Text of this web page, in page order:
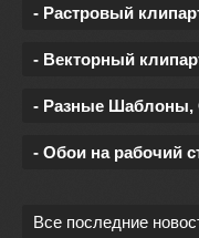
- Растровый
- Векторный
- Разные Шаблоны,
- Обои на рабочий
Все последние